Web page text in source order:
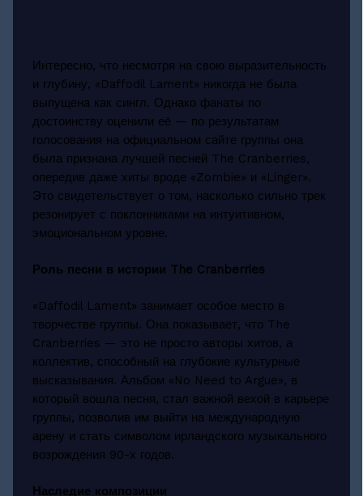
Интересно, что несмотря на свою выразительность
и глубину, «Daffodil Lament» никогда не была
выпущена как сингл. Однако фанаты по
достоинству оценили её — по результатам
голосования на официальном сайте группы она
была признана лучшей песней The Cranberries,
опередив даже хиты вроде «Zombie» и «Linger».
Это свидетельствует о том, насколько сильно трек
резонирует с поклонниками на интуитивном,
эмоциональном уровне.
Роль песни в истории The Cranberries
«Daffodil Lament» занимает особое место в
творчестве группы. Она показывает, что The
Cranberries — это не просто авторы хитов, а
коллектив, способный на глубокие культурные
высказывания. Альбом «No Need to Argue», в
который вошла песня, стал важной вехой в карьере
группы, позволив им выйти на международную
арену и стать символом ирландского музыкального
возрождения 90-х годов.
Наследие композиции